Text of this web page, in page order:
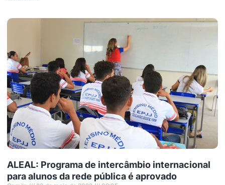
ALEAL: Programa de intercâmbio internacional
para alunos da rede pública é aprovado